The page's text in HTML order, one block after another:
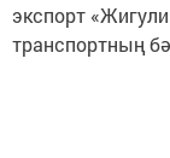
экспорт
транспортның